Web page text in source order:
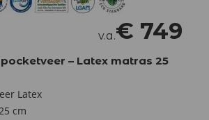
v.a.€ 749
– Latex matras 25
Latex
cm